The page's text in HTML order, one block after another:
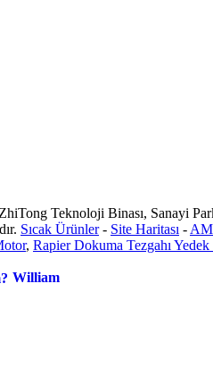
Teknoloji Binası, Sanayi
Sıcak Ürünler- Site Haritası -
, Rapier Dokuma Tezgahı Yedek
William